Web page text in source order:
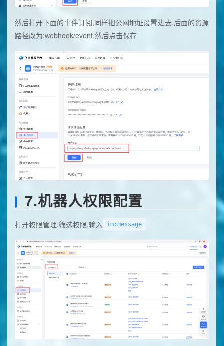
然后打开下面的事件订阅,同样把公网地址设置进去,后面的资源
路径改为:webhook/event,然后点击保存
7.机器人权限配置
打开权限管理,筛选权限,输入 im:message